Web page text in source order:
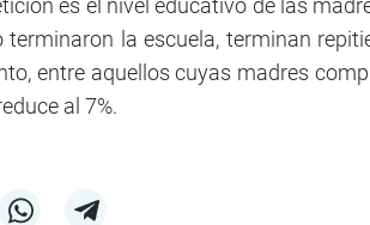
es el nivel educativo de las
la escuela, terminan
entre aquellos cuyas madres
al 7%.